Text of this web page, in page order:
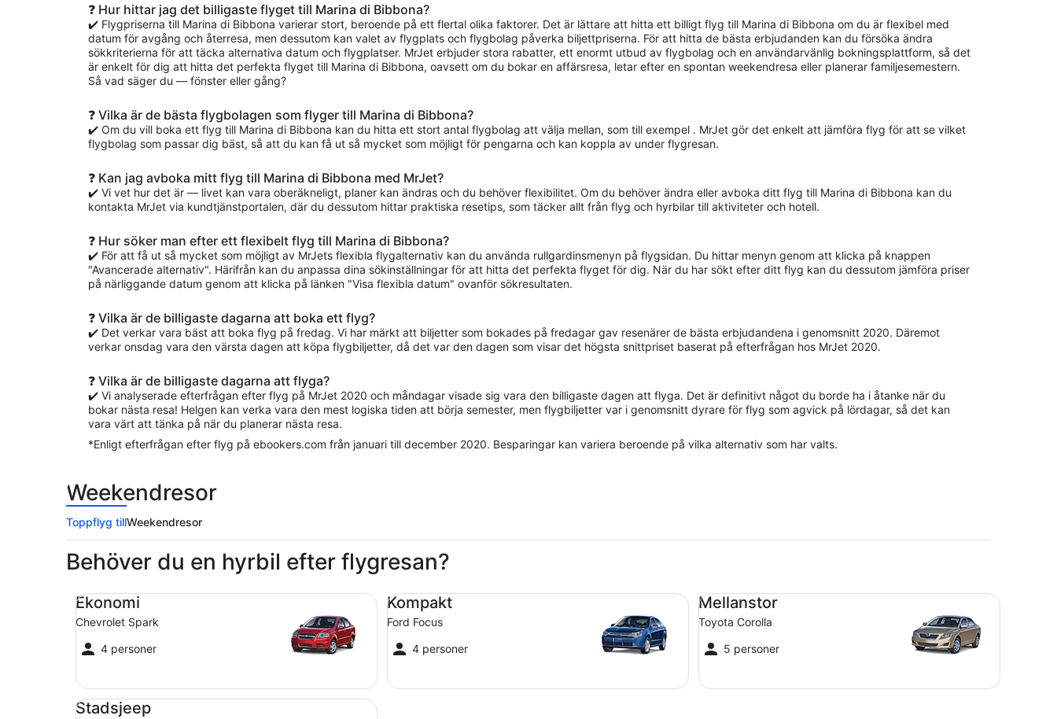
❓ Hur hittar jag det billigaste flyget till Marina di Bibbona?
✔️ Flygpriserna till Marina di Bibbona varierar stort, beroende på ett flertal olika faktorer. Det är lättare att hitta ett billigt flyg till Marina di Bibbona om du är flexibel med
datum för avgång och återresa, men dessutom kan valet av flygplats och flygbolag påverka biljettpriserna. För att hitta de bästa erbjudanden kan du försöka ändra
sökkriterierna för att täcka alternativa datum och flygplatser. MrJet erbjuder stora rabatter, ett enormt utbud av flygbolag och en användarvänlig bokningsplattform, så det
är enkelt för dig att hitta det perfekta flyget till Marina di Bibbona, oavsett om du bokar en affärsresa, letar efter en spontan weekendresa eller planerar familjesemestern.
Så vad säger du — fönster eller gång?
❓ Vilka är de bästa flygbolagen som flyger till Marina di Bibbona?
✔️ Om du vill boka ett flyg till Marina di Bibbona kan du hitta ett stort antal flygbolag att välja mellan, som till exempel . MrJet gör det enkelt att jämföra flyg för att se vilket
flygbolag som passar dig bäst, så att du kan få ut så mycket som möjligt för pengarna och kan koppla av under flygresan.
❓ Kan jag avboka mitt flyg till Marina di Bibbona med MrJet?
✔️ Vi vet hur det är — livet kan vara oberäkneligt, planer kan ändras och du behöver flexibilitet. Om du behöver ändra eller avboka ditt flyg till Marina di Bibbona kan du
kontakta MrJet via kundtjänstportalen, där du dessutom hittar praktiska resetips, som täcker allt från flyg och hyrbilar till aktiviteter och hotell.
❓ Hur söker man efter ett flexibelt flyg till Marina di Bibbona?
✔️ För att få ut så mycket som möjligt av MrJets flexibla flygalternativ kan du använda rullgardinsmenyn på flygsidan. Du hittar menyn genom att klicka på knappen
"Avancerade alternativ". Härifrån kan du anpassa dina sökinställningar för att hitta det perfekta flyget för dig. När du har sökt efter ditt flyg kan du dessutom jämföra priser
på närliggande datum genom att klicka på länken "Visa flexibla datum" ovanför sökresultaten.
❓ Vilka är de billigaste dagarna att boka ett flyg?
✔️ Det verkar vara bäst att boka flyg på fredag. Vi har märkt att biljetter som bokades på fredagar gav resenärer de bästa erbjudandena i genomsnitt 2020. Däremot
verkar onsdag vara den värsta dagen att köpa flygbiljetter, då det var den dagen som visar det högsta snittpriset baserat på efterfrågan hos MrJet 2020.
❓ Vilka är de billigaste dagarna att flyga?
✔️ Vi analyserade efterfrågan efter flyg på MrJet 2020 och måndagar visade sig vara den billigaste dagen att flyga. Det är definitivt något du borde ha i åtanke när du
bokar nästa resa! Helgen kan verka vara den mest logiska tiden att börja semester, men flygbiljetter var i genomsnitt dyrare för flyg som agvick på lördagar, så det kan
vara värt att tänka på när du planerar nästa resa.
*Enligt efterfrågan efter flyg på ebookers.com från januari till december 2020. Besparingar kan variera beroende på vilka alternativ som har valts.
Weekendresor
Toppflyg tillWeekendresor
Behöver du en hyrbil efter flygresan?
Ekonomi
Chevrolet Spark
4 personer
Ekonomi Chevrolet Spark
Kompakt
Ford Focus
4 personer
Kompakt Ford Focus
Mellanstor
Toyota Corolla
5 personer
Mellanstor Toyota Corolla
Stadsjeep
Stadsjeep Jeep Compass